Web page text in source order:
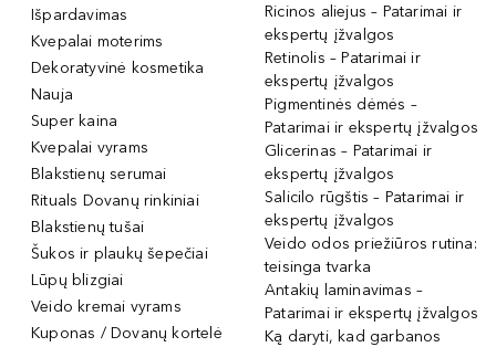
Išpardavimas
Kvepalai moterims
Dekoratyvinė kosmetika
Nauja
Super kaina
Kvepalai vyrams
Blakstienų serumai
Rituals Dovanų rinkiniai
Blakstienų tušai
Šukos ir plaukų šepečiai
Lūpų blizgiai
Veido kremai vyrams
Kuponas / Dovanų kortelė
Ricinos aliejus – Patarimai ir
ekspertų įžvalgos
Retinolis – Patarimai ir
ekspertų įžvalgos
Pigmentinės dėmės –
Patarimai ir ekspertų įžvalgos
Glicerinas – Patarimai ir
ekspertų įžvalgos
Salicilo rūgštis – Patarimai ir
ekspertų įžvalgos
Veido odos priežiūros rutina:
teisinga tvarka
Antakių laminavimas –
Patarimai ir ekspertų įžvalgos
Ką daryti, kad garbanos